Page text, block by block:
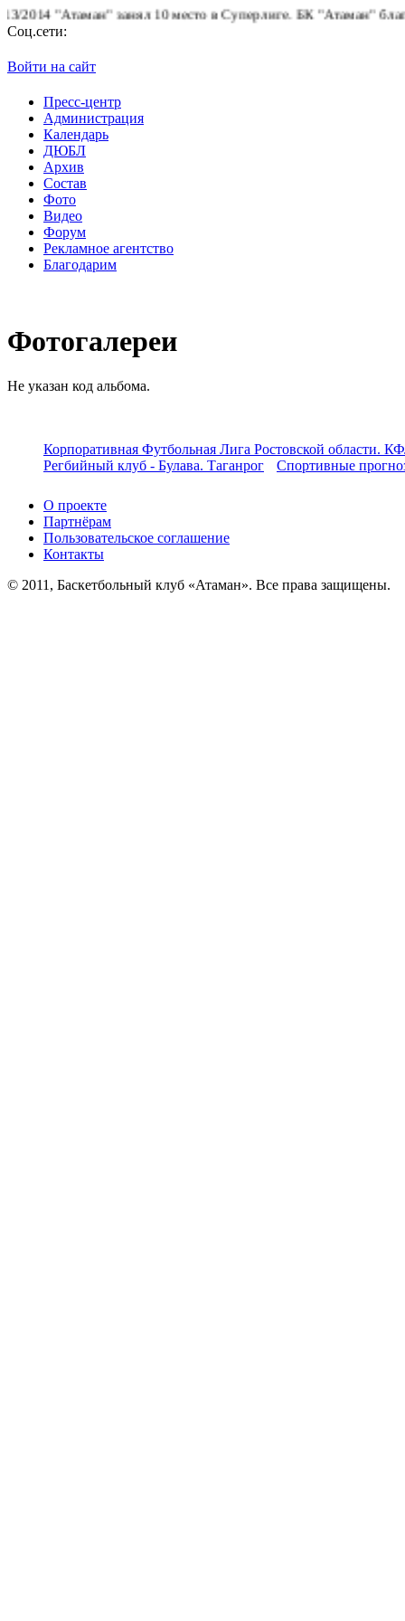
"Атаман" занял 10 место в Суперлиге.БК "Атаман"
Соц.сети:
Войти на сайт
Пресс-центр
Администрация
Календарь
ДЮБЛ
Архив
Состав
Фото
Видео
Форум
Рекламное агентство
Благодарим
Фотогалереи
Не указан код альбома.
Корпоративная Футбольная Лига Ростовской области.
Регбийный клуб - Булава. Таганрог
Спортивные
О проекте
Партнёрам
Пользовательское соглашение
Контакты
© 2011, Баскетбольный клуб «Атаман». Все права защищены.